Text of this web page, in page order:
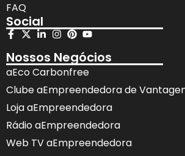
FAQ
Social
Nossos Negócios
aEco Carbonfree
Clube aEmpreendedora de
Loja aEmpreendedora
Rádio aEmpreendedora
Web TV aEmpreendedora